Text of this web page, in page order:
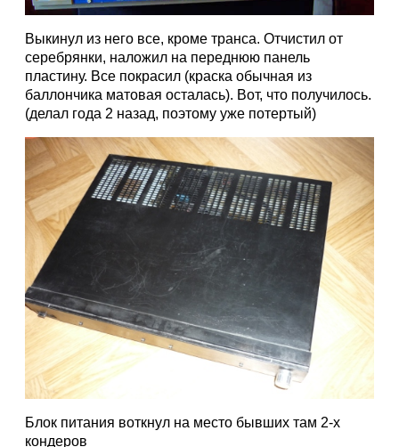
Выкинул из него все, кроме транса. Отчистил от
серебрянки, наложил на переднюю панель
пластину. Все покрасил (краска обычная из
баллончика матовая осталась). Вот, что получилось.
(делал года 2 назад, поэтому уже потертый)
Блок питания воткнул на место бывших там 2-х
кондеров